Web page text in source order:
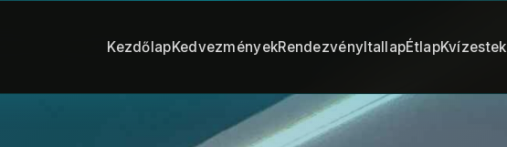
KezdőlapKedvezményekRendezvényItallapÉtlapKvízestek